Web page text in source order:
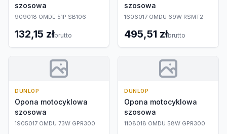
szosowa
909018 OMDE 51P SB106
132,15 złbrutto
szosowa
1606017 OMDU 69W RSMT2
495,51 złbrutto
DUNLOP
Opona motocyklowa
szosowa
1905017 OMDU 73W GPR300
DUNLOP
Opona motocyklowa
szosowa
1108018 OMDU 58W GPR300